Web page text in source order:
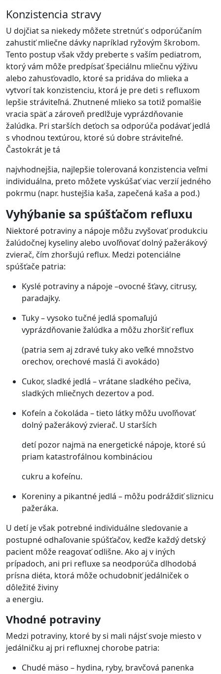
Konzistencia stravy
U dojčiat sa niekedy môžete stretnúť s odporúčaním
zahustiť mliečne dávky napríklad ryžovým škrobom.
Tento postup však vždy preberte s vaším pediatrom,
ktorý vám môže predpísať špeciálnu mliečnu výživu
alebo zahusťovadlo, ktoré sa pridáva do mlieka a
vytvorí tak konzistenciu, ktorá je pre deti s refluxom
lepšie stráviteľná. Zhutnené mlieko sa totiž pomalšie
vracia späť a zároveň predlžuje vyprázdňovanie
žalúdka. Pri starších deťoch sa odporúča podávať jedlá
s vhodnou textúrou, ktoré sú dobre stráviteľné.
Častokrát je tá
najvhodnejšia, najlepšie tolerovaná konzistencia veľmi
individuálna, preto môžete vyskúšať viac verzií jedného
pokrmu (napr. hustejšia kaša, zapečená kaša a pod.)
Vyhýbanie sa spúšťačom refluxu
Niektoré potraviny a nápoje môžu zvyšovať produkciu
žalúdočnej kyseliny alebo uvoľňovať dolný pažerákový
zvierač, čím zhoršujú reflux. Medzi potenciálne
spúšťače patria:
Kyslé potraviny a nápoje –ovocné šťavy, citrusy,
paradajky.
Tuky – vysoko tučné jedlá spomaľujú
vyprázdňovanie žalúdka a môžu zhoršiť reflux
(patria sem aj zdravé tuky ako veľké množstvo
orechov, orechové maslá či avokádo)
Cukor, sladké jedlá – vrátane sladkého pečiva,
sladkých mliečnych dezertov a pod.
Kofeín a čokoláda – tieto látky môžu uvoľňovať
dolný pažerákový zvierač. U starších
detí pozor najmä na energetické nápoje, ktoré sú
priam katastrofálnou kombináciou
cukru a kofeínu.
Koreniny a pikantné jedlá – môžu podráždiť sliznicu
pažeráka.
U detí je však potrebné individuálne sledovanie a
postupné odhaľovanie spúšťačov, keďže každý detský
pacient môže reagovať odlišne. Ako aj v iných
prípadoch, ani pri refluxe sa neodporúča dlhodobá
prísna diéta, ktorá môže ochudobniť jedálniček o
dôležité živiny
a energiu.
Vhodné potraviny
Medzi potraviny, ktoré by si mali nájsť svoje miesto v
jedálničku aj pri refluxnej chorobe patria:
Chudé mäso – hydina, ryby, bravčová panenka